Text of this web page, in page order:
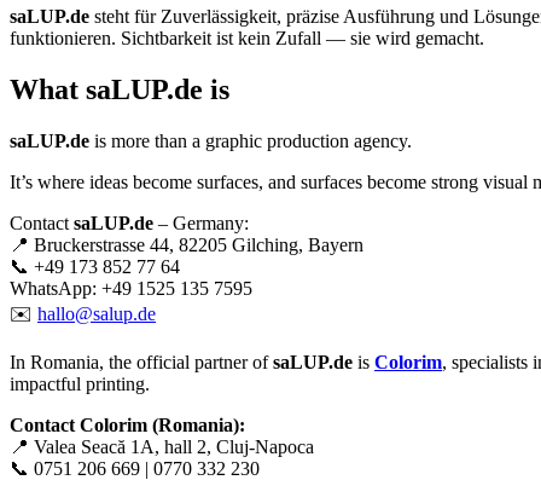
saLUP.de steht für Zuverlässigkeit, präzise Ausführung und
funktionieren. Sichtbarkeit ist kein Zufall — sie wird gemacht.
What saLUP.de is
saLUP.de is more than a graphic production agency.
It’s where ideas become surfaces, and surfaces become strong visual
Contact saLUP.de – Germany:
📍 Bruckerstrasse 44, 82205 Gilching, Bayern
📞 +49 173 852 77 64
WhatsApp: +49 1525 135 7595
✉️ hallo@salup.de
In Romania, the official partner ofsaLUP.de is Colorim, specialists
impactful printing.
Contact Colorim (Romania):
📍 Valea Seacă 1A, hall 2, Cluj-Napoca
📞 0751 206 669 | 0770 332 230